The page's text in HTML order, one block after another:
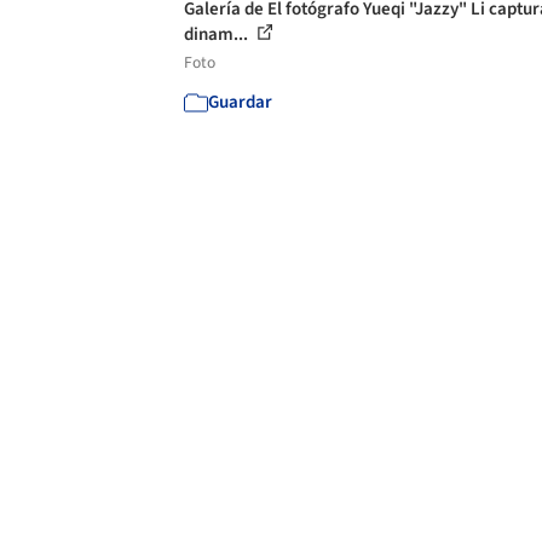
Galería de El fotógrafo Yueqi "Jazzy" Li
dinam...
Foto
Guardar